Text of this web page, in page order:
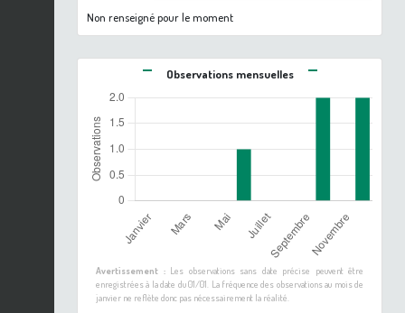
Non renseigné pour le moment
Observations mensuelles
Avertissement :Les observations sans date précise peuvent être
enregistrées à la date du 01/01. La fréquence des observations au mois de
janvier ne reflète donc pas nécessairement la réalité.